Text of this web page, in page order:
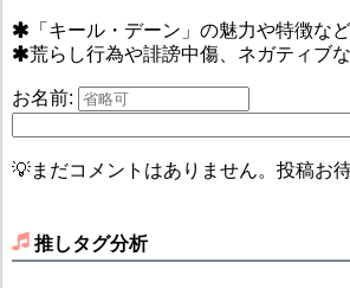
「キール・デーン」の魅力や特徴など
荒らし行為や誹謗中傷、ネガティブ
お名前:
💡まだコメントはありません。投稿お
推しタグ分析